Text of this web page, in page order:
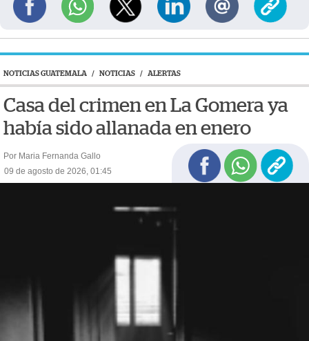
NOTICIAS GUATEMALA / NOTICIAS / ALERTAS
Casa del crimen en La Gomera ya
había sido allanada en enero
Por Maria Fernanda Gallo
09 de agosto de 2026, 01:45